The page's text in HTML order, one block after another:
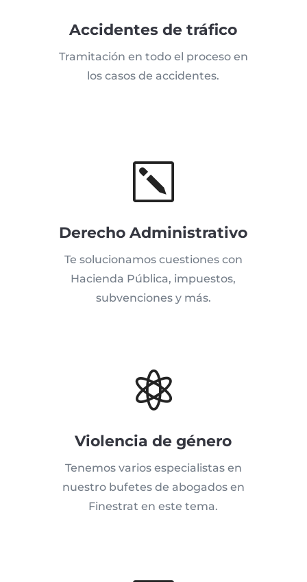
Accidentes de tráfico
Tramitación en todo el proceso en
los casos de accidentes.
k
Derecho Administrativo
Te solucionamos cuestiones con
Hacienda Pública, impuestos,
subvenciones y más.

Violencia de género
Tenemos varios especialistas en
nuestro bufetes de abogados en
Finestrat en este tema.